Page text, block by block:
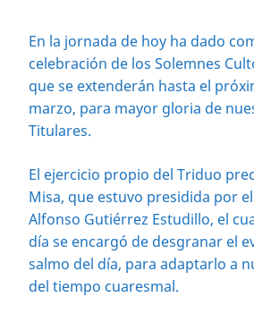
En la jornada de hoy ha dado
celebración de los Solemnes
que se extenderán hasta el
marzo, para mayor gloria de
Titulares.
El ejercicio propio del Triduo
Misa, que estuvo presidida por
Alfonso Gutiérrez Estudillo, el
día se encargó de desgranar el
salmo del día, para adaptarlo a
del tiempo cuaresmal.